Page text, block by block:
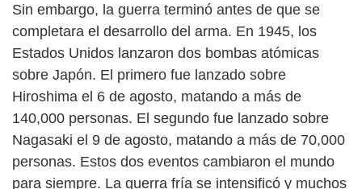
Sin embargo, la guerra terminó antes de que se
completara el desarrollo del arma. En 1945, los
Estados Unidos lanzaron dos bombas atómicas
sobre Japón. El primero fue lanzado sobre
Hiroshima el 6 de agosto, matando a más de
140,000 personas. El segundo fue lanzado sobre
Nagasaki el 9 de agosto, matando a más de 70,000
personas. Estos dos eventos cambiaron el mundo
para siempre. La guerra fría se intensificó y muchos